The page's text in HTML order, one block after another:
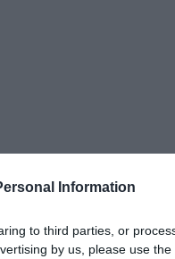
Information
to third parties, or
by us, please use